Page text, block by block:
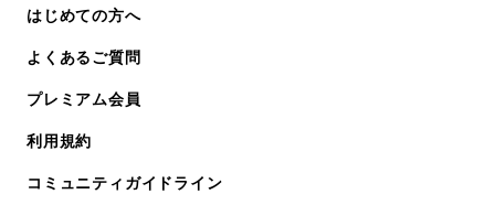
はじめての方へ
よくあるご質問
プレミアム会員
利用規約
コミュニティガイドライン